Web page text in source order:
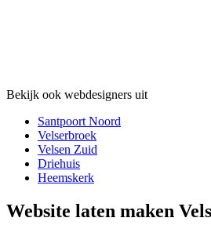
Bekijk ook webdesigners uit
Santpoort Noord
Velserbroek
Velsen Zuid
Driehuis
Heemskerk
Website laten maken